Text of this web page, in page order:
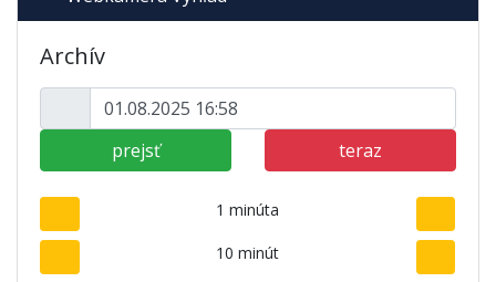
Archív
prejsť teraz
1 minúta
10 minút